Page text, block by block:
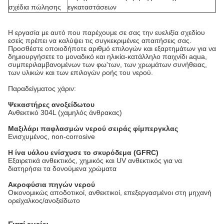
σχέδια πώλησης
εγκαταστάσεων
Η εργασία με αυτό που παρέχουμε σε σας την ευελιξία σχεδίου
εσείς πρέπει να καλύψει τις συγκεκριμένες απαιτήσεις σας.
Προσθέστε οποιοδήποτε αριθμό επιλογών και εξαρτημάτων για να
δημιουργήσετε το μοναδικό και ηλικία-κατάλληλο παιχνίδι aqua,
συμπεριλαμβανομένων των φω'των, των χρωμάτων συνήθειας,
των υλικών και των επιλογών ροής του νερού.
Παραδείγματος χάριν:
Ψεκαστήρες ανοξείδωτου
Ανθεκτικό 304L (χαμηλός άνθρακας)
Μαξιλάρι παφλασμών νερού σειράς φίμπεργκλας
Ενισχυμένος, non-corrosive
Η ίνα υάλου ενίσχυσε το σκυρόδεμα (GFRC)
Εξαιρετικά ανθεκτικός, χημικός και UV ανθεκτικός για να
διατηρήσει τα δονούμενα χρώματα
Ακροφύσια πηγών νερού
Οικονομικώς αποδοτικοί, ανθεκτικοί, επεξεργασμένοι στη μηχανή
ορείχαλκος/ανοξείδωτο